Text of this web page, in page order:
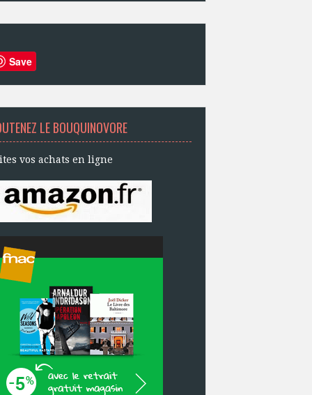
Save
LE BOUQUINOVORE
vos achats en ligne